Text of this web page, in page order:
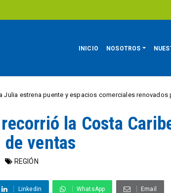
INICIO NOSOTROS
puente y espacios comerciales renovados para 18
la Costa
ventas
REGIÓN
Linkedin WhatsApp Email